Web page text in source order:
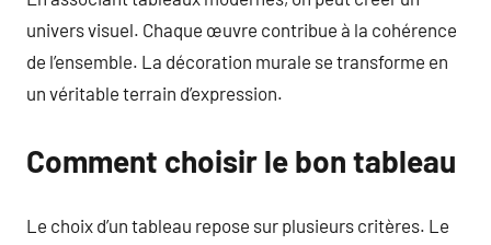
univers visuel. Chaque œuvre contribue à la cohérence
de l’ensemble. La décoration murale se transforme en
un véritable terrain d’expression.
Comment choisir le bon tableau
Le choix d’un tableau repose sur plusieurs critères. Le